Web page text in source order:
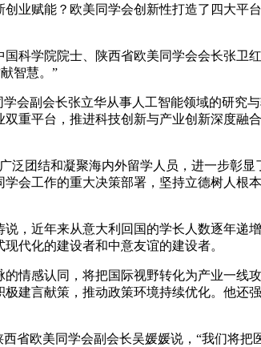
赋能？欧美同学会创新性打造了四大平
学院院士、陕西省欧美同学会会长张卫
智慧。”
副会长张立华从事人工智能领域的研究
重平台，推进科技创新与产业创新深度
团结和凝聚海内外留学人员，进一步彰显
会工作的重大决策部署，坚持立德树人
近年来从意大利回国的学长人数逐年递
代化的建设者和中意友谊的建设者。
感认同，将把国际视野转化为产业一线
建言献策，推动政策环境持续优化。他
欧美同学会副会长吴媛媛说，“我们将把